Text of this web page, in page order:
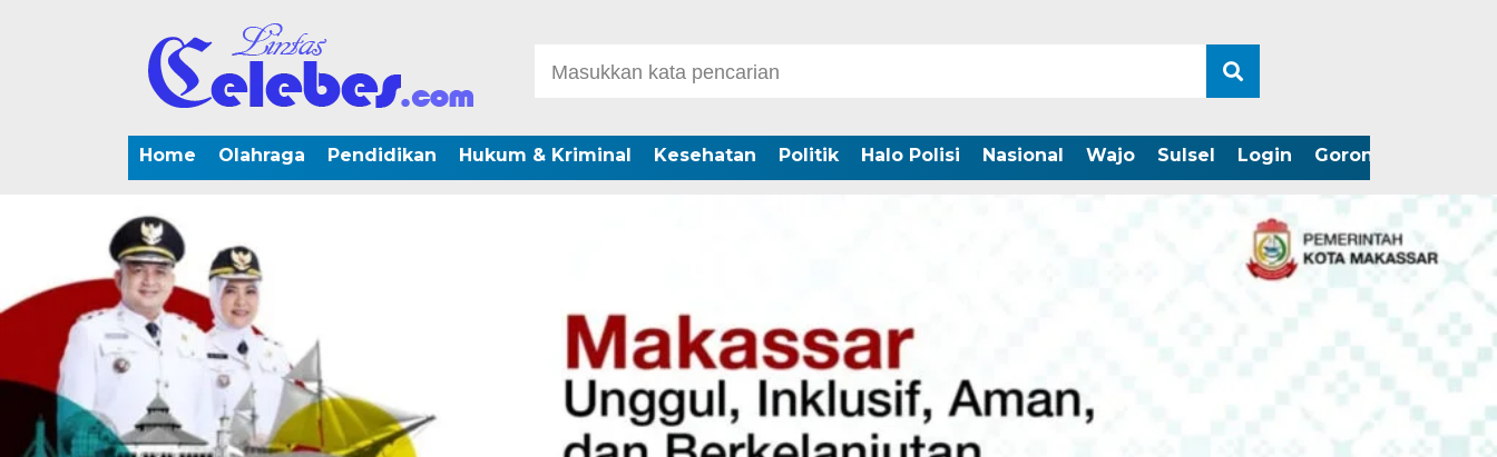
Home Olahraga Pendidikan Hukum & Kriminal Kesehatan Politik Halo Polisi Nasional Wajo Sulsel Login Gorontalo